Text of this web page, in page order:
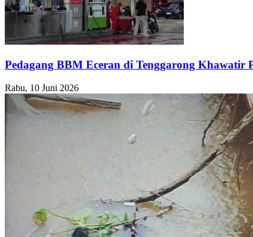
Pedagang BBM Eceran di Tenggarong
Rabu, 10 Juni 2026